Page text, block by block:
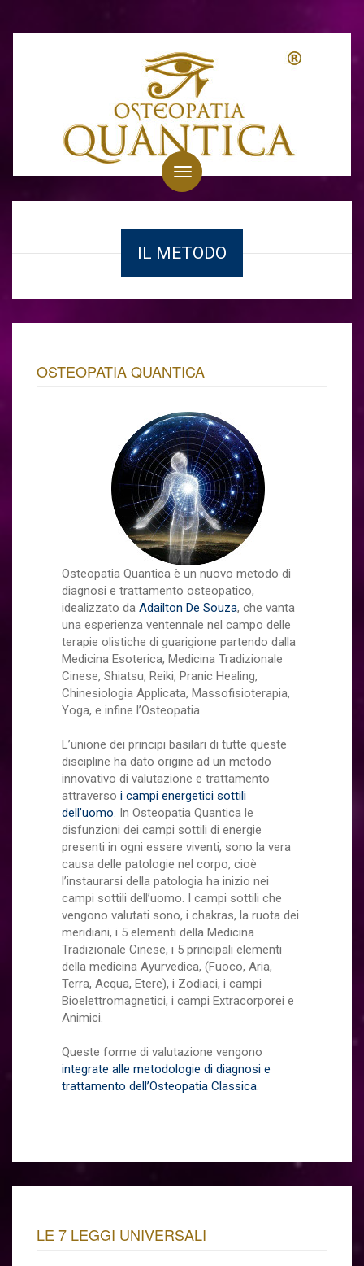
Toggle
navigation
IL METODO
OSTEOPATIA QUANTICA
Osteopatia Quantica è un nuovo metodo di
diagnosi e trattamento osteopatico,
idealizzato da Adailton De Souza, che vanta
una esperienza ventennale nel campo delle
terapie olistiche di guarigione partendo dalla
Medicina Esoterica, Medicina Tradizionale
Cinese, Shiatsu, Reiki, Pranic Healing,
Chinesiologia Applicata, Massofisioterapia,
Yoga, e infine l’Osteopatia.
L’unione dei principi basilari di tutte queste
discipline ha dato origine ad un metodo
innovativo di valutazione e trattamento
attraverso i campi energetici sottili
dell’uomo. In Osteopatia Quantica le
disfunzioni dei campi sottili di energie
presenti in ogni essere viventi, sono la vera
causa delle patologie nel corpo, cioè
l’instaurarsi della patologia ha inizio nei
campi sottili dell’uomo. I campi sottili che
vengono valutati sono, i chakras, la ruota dei
meridiani, i 5 elementi della Medicina
Tradizionale Cinese, i 5 principali elementi
della medicina Ayurvedica, (Fuoco, Aria,
Terra, Acqua, Etere), i Zodiaci, i campi
Bioelettromagnetici, i campi Extracorporei e
Animici.
Queste forme di valutazione vengono
integrate alle metodologie di diagnosi e
trattamento dell’Osteopatia Classica.
LE 7 LEGGI UNIVERSALI